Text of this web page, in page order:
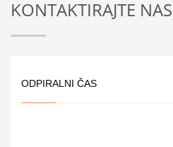
KONTAKTIRAJTE NAS
ODPIRALNI ČAS